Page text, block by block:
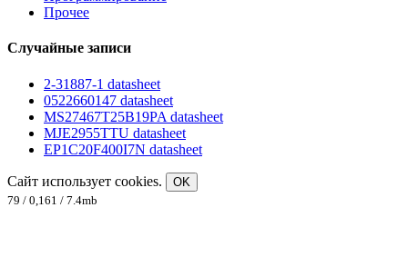
Прочее
Случайные записи
2-31887-1 datasheet
0522660147 datasheet
MS27467T25B19PA datasheet
MJE2955TTU datasheet
EP1C20F400I7N datasheet
Сайт использует cookies.
OK
79 / 0,161 / 7.4mb